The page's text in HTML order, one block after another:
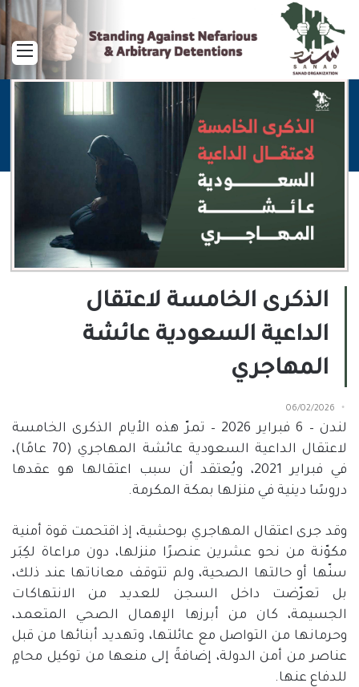
الذكرى الخامسة لاعتقال
الداعية السعودية عائشة
المهاجري
06/02/2026
لندن – 6 فبراير 2026 – تمرّ هذه الأيام الذكرى الخامسة
لاعتقال الداعية السعودية عائشة المهاجري (70 عامًا)،
في فبراير2021
، ويُعتقد أن سبب اعتقالها هو عقدها
دروسًا دينية في منزلها بمكة المكرمة.
وقد جرى اعتقال المهاجري بوحشية، إذ اقتحمت قوة أمنية
مكوّنة من نحو عشرين عنصرًا منزلها، دون مراعاة لكِبَر
سنّها أو حالتها الصحية، ولم تتوقف معاناتها عند ذلك،
بل تعرّضت داخل السجن للعديد من الانتهاكات
الجسيمة، كان من أبرزها الإهمال الصحي المتعمد،
وحرمانها من التواصل مع عائلتها، وتهديد أبنائها من قبل
عناصر من أمن الدولة، إضافةً إلى منعها من توكيل محامٍ
للدفاع عنها.